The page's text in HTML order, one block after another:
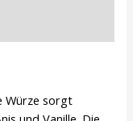
Würze sorgt